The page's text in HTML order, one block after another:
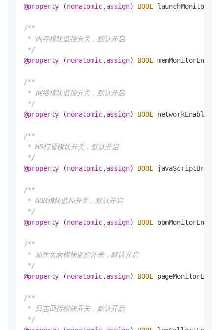
@property (nonatomic,assign) BOOL
/**
* 内存模块监控开关，默认开启
*/
@property (nonatomic,assign) BOOL
/**
* 网络模块监控开关，默认开启
*/
@property (nonatomic,assign) BOOL networkEnable;
/**
* H5打通模块开关，默认开启
*/
@property (nonatomic,assign) BOOL
/**
* OOM模块监控开关，默认开启
*/
@property (nonatomic,assign) BOOL
/**
* 原生页面模块监控开关，默认开启
*/
@property (nonatomic,assign) BOOL
/**
* 日志回捞模块开关，默认开启
*/